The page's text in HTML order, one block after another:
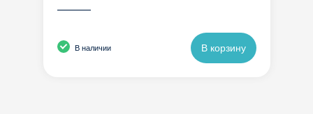
———
В наличии В корзину